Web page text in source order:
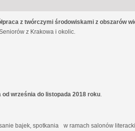
z twórczymi środowiskami z obszarów
z Krakowa i okolic.
od września do listopada 2018 roku
bajek, spotkania w ramach salonów